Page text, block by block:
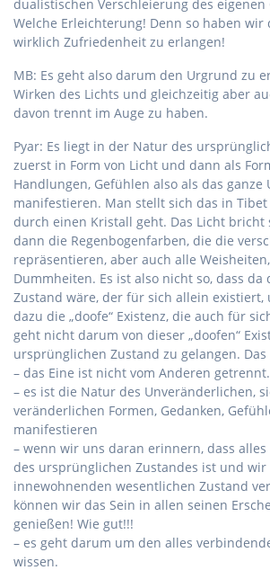
dualistischen Verschleierung des eigenen
Welche Erleichterung! Denn so haben wir
wirklich Zufriedenheit zu erlangen!
MB: Es geht also darum den Urgrund zu
Wirken des Lichts und gleichzeitig aber
davon trennt im Auge zu haben.
Pyar: Es liegt in der Natur des
zuerst in Form von Licht und dann als
Handlungen, Gefühlen also als das ganze
manifestieren. Man stellt sich das in
durch einen Kristall geht. Das Licht
dann die Regenbogenfarben, die die
repräsentieren, aber auch alle
Dummheiten. Es ist also nicht so, dass
Zustand wäre, der für sich allein existiert,
dazu die „doofe“ Existenz, die auch für
geht nicht darum von dieser „doofen“
ursprünglichen Zustand zu gelangen.
– das Eine ist nicht vom Anderen getrennt.
– es ist die Natur des Unveränderlichen,
veränderlichen Formen, Gedanken,
manifestieren
– wenn wir uns daran erinnern, dass alles
des ursprünglichen Zustandes ist und wir
innewohnenden wesentlichen Zustand
können wir das Sein in allen seinen
genießen! Wie gut!!!
– es geht darum um den alles
wissen.